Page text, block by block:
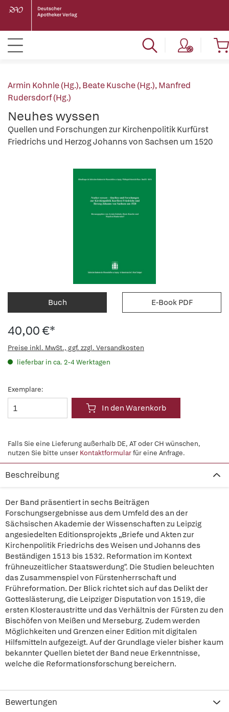
Armin Kohnle (Hg.),Beate Kusche (Hg.),Manfred
Rudersdorf (Hg.)
Neuhes wyssen
Quellen und Forschungen zur Kirchenpolitik Kurfürst
Friedrichs und Herzog Johanns von Sachsen um 1520
Buch E-Book PDF
40,00 €*
Preise inkl. MwSt., ggf. zzgl. Versandkosten
lieferbar in ca. 2-4 Werktagen
Exemplare:
In den Warenkorb
Falls Sie eine Lieferung außerhalb DE, AT oder CH wünschen,
nutzen Sie bitte unser Kontaktformularfür eine Anfrage.
Beschreibung
Der Band präsentiert in sechs Beiträgen
Forschungsergebnisse aus dem Umfeld des an der
Sächsischen Akademie der Wissenschaften zu Leipzig
angesiedelten Editionsprojekts „Briefe und Akten zur
Kirchenpolitik Friedrichs des Weisen und Johanns des
Beständigen 1513 bis 1532. Reformation im Kontext
frühneuzeitlicher Staatswerdung". Die Studien beleuchten
das Zusammenspiel von Fürstenherrschaft und
Frühreformation. Der Blick richtet sich auf das Delikt der
Gotteslästerung, die Leipziger Disputation von 1519, die
ersten Klosteraustritte und das Verhältnis der Fürsten zu den
Bischöfen von Meißen und Merseburg. Zudem werden
Möglichkeiten und Grenzen einer Edition mit digitalen
Hilfsmitteln aufgezeigt. Auf der Grundlage vieler bisher kaum
bekannter Quellen bietet der Band neue Erkenntnisse,
welche die Reformationsforschung bereichern.
Bewertungen